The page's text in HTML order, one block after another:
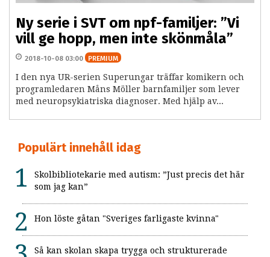
Ny serie i SVT om npf-familjer: ”Vi
vill ge hopp, men inte skönmåla”
2018-10-08 03:00 PREMIUM
I den nya UR-serien Superungar träffar komikern och
programledaren Måns Möller barnfamiljer som lever
med neuropsykiatriska diagnoser. Med hjälp av...
Populärt innehåll idag
Skolbibliotekarie med autism: ”Just precis det här
som jag kan”
Hon löste gåtan "Sveriges farligaste kvinna"
Så kan skolan skapa trygga och strukturerade